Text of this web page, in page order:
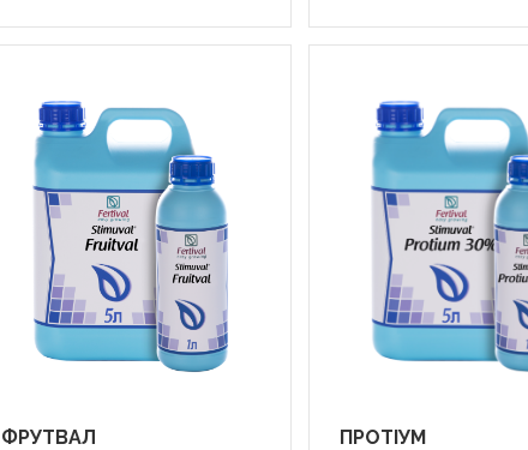
ФРУТВАЛ ПРОТІУМ